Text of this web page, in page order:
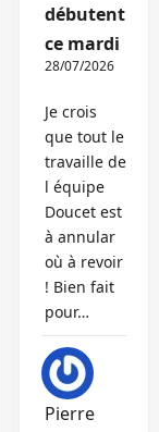
débutent
ce mardi
28/07/2026
Je crois
que tout le
travaille de
l équipe
Doucet est
à annular
où à revoir
! Bien fait
pour…
Pierre